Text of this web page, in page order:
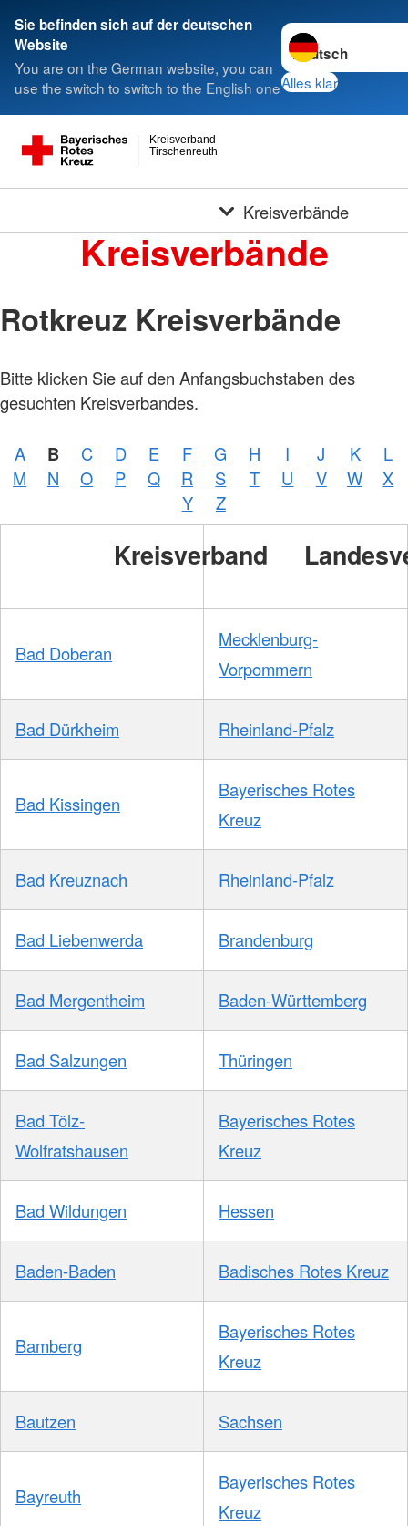
Sie befinden sich auf der deutschen
Website
You are on the German website, you can
use the switch to switch to the English one
Sprache wechseln
Alles klar
Tirschenreuth
Kreisverband
Kreisverbände
Kreisverbände
Rotkreuz Kreisverbände
Bitte klicken Sie auf den Anfangsbuchstaben des
gesuchten Kreisverbandes.
A B C D E F G H I J K
L
M
N O P Q R S T U V W
X
Y
Z
Kreisverband
Bad Doberan
Mecklenburg-
Vorpommern
Bad Dürkheim Rheinland-Pfalz
Bad Kissingen
Bayerisches Rotes
Kreuz
Bad Kreuznach Rheinland-Pfalz
Bad Liebenwerda Brandenburg
Bad Mergentheim Baden-Württemberg
Bad Salzungen Thüringen
Bad Tölz-
Wolfratshausen
Bayerisches Rotes
Kreuz
Bad Wildungen Hessen
Baden-Baden Badisches Rotes Kreuz
Bamberg
Bayerisches Rotes
Kreuz
Bautzen Sachsen
Bayreuth
Bayerisches Rotes
Kreuz
Foto:
/